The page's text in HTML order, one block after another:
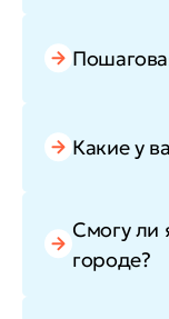
Какие у
Смогу ли
городе?